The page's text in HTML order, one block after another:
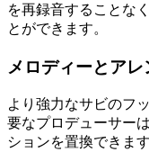
を再録音することな
とができます。
メロディーとア
より強力なサビのフ
要なプロデューサー
ションを置換できま